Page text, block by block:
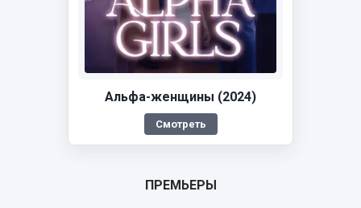
Альфа-женщины (2024)
Смотреть
ПРЕМЬЕРЫ